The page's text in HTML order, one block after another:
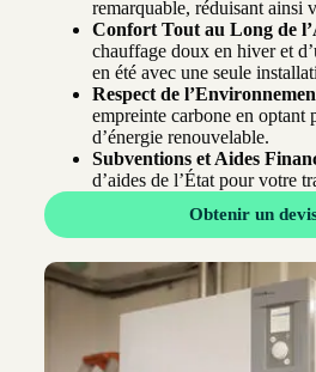
remarquable, réduisant ainsi
Confort Tout au Long de
chauffage doux en hiver et
en été avec une seule
Respect de
empreinte carbone en optant
d’énergie renouvelable.
Subventions et Aides
d’aides de l’État pour votre
Obtenir un